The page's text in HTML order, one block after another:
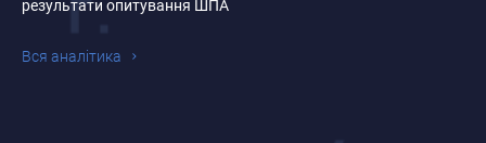
результати опитування ШПА
Вся аналiтика